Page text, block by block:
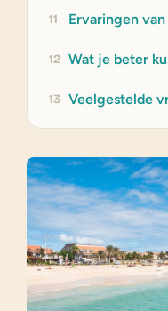
11 Ervaringen
12 Wat je beter
13 Veelgestelde